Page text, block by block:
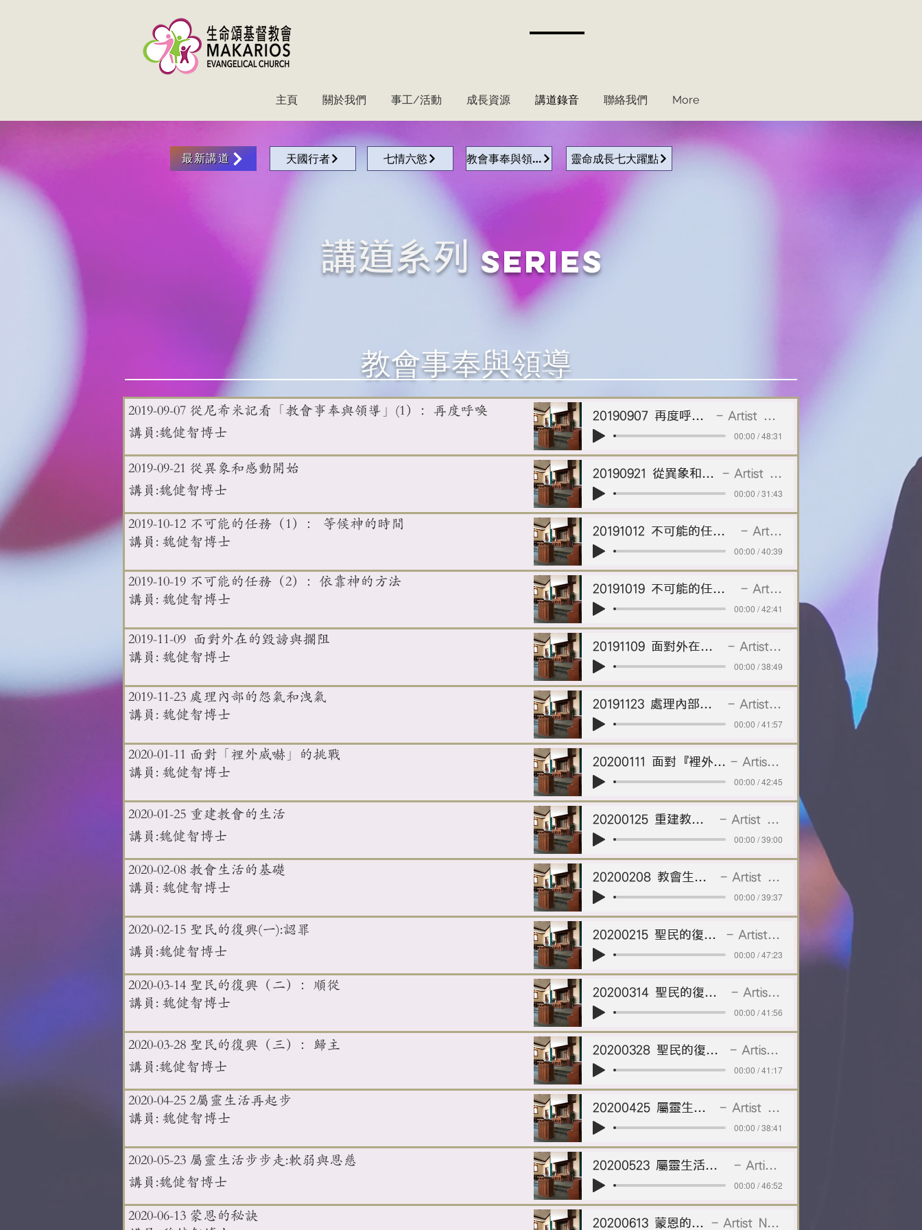
主頁 關於我們 事工/活動 成長資源 講道錄音 聯絡我們 More
最新講道 天國行者 七情六慾 教會事奉與領導 靈命成長七大躍點
講道系列 Series
教會事奉與領導
教會事奉與領導
2019-09-07 從尼希米記看「教會事奉與領導」(1）：再度呼喚
講員:魏健智博士
20190907 再度呼喚.mp3 Artist Name
00:00 / 48:31
2019-09-21 從異象和感動開始
講員:魏健智博士
20190921 從異象和感動開始 Artist Name
00:00 / 31:43
2019-10-12 不可能的任務（1）： 等候神的時間
講員: 魏健智博士
20191012 不可能的任務（一）：等候神的時間 Artist Name
00:00 / 40:39
2019-10-19 不可能的任務（2）：依靠神的方法
講員: 魏健智博士
20191019 不可能的任務（二）：依靠神的方法 Artist Name
00:00 / 42:41
2019-11-09 面對外在的毀謗與攔阻
講員: 魏健智博士
20191109 面對外在的毀謗與攔阻 Artist Name
00:00 / 38:49
2019-11-23 處理內部的怨氣和洩氣
講員: 魏健智博士
20191123 處理內部的怨氣和洩氣 Artist Name
00:00 / 41:57
2020-01-11 面對「裡外威嚇」的挑戰
講員: 魏健智博士
20200111 面對『裡外威嚇』的挑戰 Artist Name
00:00 / 42:45
2020-01-25 重建教會的生活
講員:魏健智博士
20200125 重建教會的生活 Artist Name
00:00 / 39:00
2020-02-08 教會生活的基礎
講員: 魏健智博士
20200208 教會生活的基礎 Artist Name
00:00 / 39:37
2020-02-15 聖民的復興(一):認罪
講員:魏健智博士
20200215 聖民的復興(一) 認罪 Artist Name
00:00 / 47:23
2020-03-14 聖民的復興（二）：順從
講員: 魏健智博士
20200314 聖民的復興（二）：順從 Artist Name
00:00 / 41:56
2020-03-28 聖民的復興（三）：歸主
講員:魏健智博士
20200328 聖民的復興(三) ：歸主 Artist Name
00:00 / 41:17
2020-04-25 2屬靈生活再起步
講員: 魏健智博士
20200425 屬靈生活再起步 Artist Name
00:00 / 38:41
2020-05-23 屬靈生活步步走:軟弱與恩慈
講員:魏健智博士
20200523 屬靈生活步步走軟弱與恩慈 Artist Name
00:00 / 46:52
2020-06-13 蒙恩的秘訣
20200613 蒙恩的秘訣 Artist Name